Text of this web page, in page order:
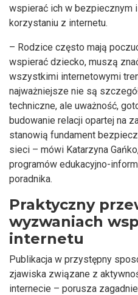
wspierać ich w bezpiecznym
korzystaniu z internetu.
– Rodzice często mają
wspierać dziecko, muszą
wszystkimi internetowymi
najważniejsze nie są
techniczne, ale uważność,
budowanie relacji opartej na
stanowią fundament
sieci – mówi Katarzyna
programów edukacyjno-
poradnika.
Praktyczny
wyzwaniach
internetu
Publikacja w przystępny
zjawiska związane z
internecie – porusza